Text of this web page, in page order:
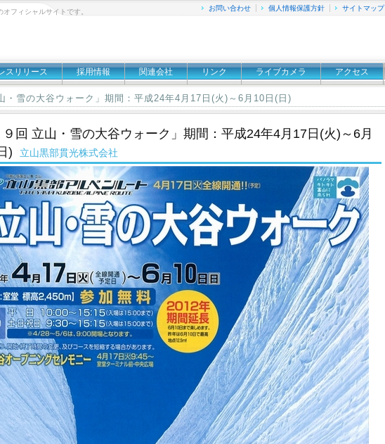
フィシャルサイトです。 お問い合わせ 個人情報保護方針 サイトマップ
スリリース 採用情報 関連会社 リンク ライブカメラ アクセス
・雪の大谷ウォーク」期間：平成24年4月17日(火)～6月10日(日)
９回 立山・雪の大谷ウォーク」期間：平成24年4月17日(火)～6月
)
立山黒部貫光株式会社